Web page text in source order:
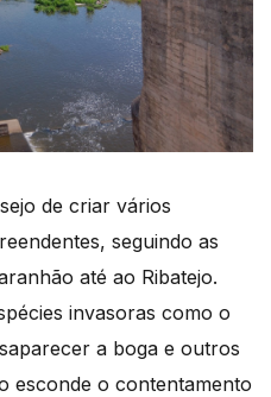
de criar vários
seguindo as
até ao Ribatejo.
invasoras como o
a boga e outros
esconde o contentamento